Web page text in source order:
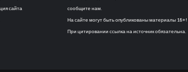
сайта
сообщите нам.
На сайте могут быть опубликованы материалы 18+!
При цитировании ссылка на источник обязательна.